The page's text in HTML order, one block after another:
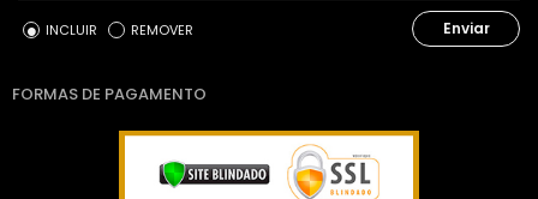
INCLUIR REMOVER Enviar
FORMAS DE PAGAMENTO